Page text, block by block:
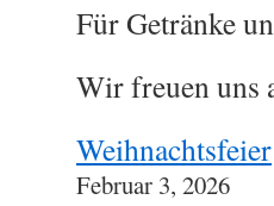
Für Getränke
Wir freuen uns
Weihnachtsfeier
Februar 3, 2026